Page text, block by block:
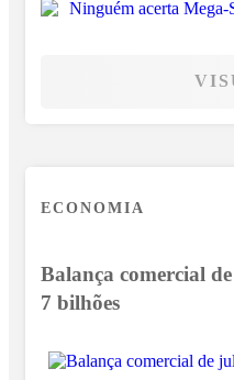
ECONOMIA
Balança comercial
7 bilhões